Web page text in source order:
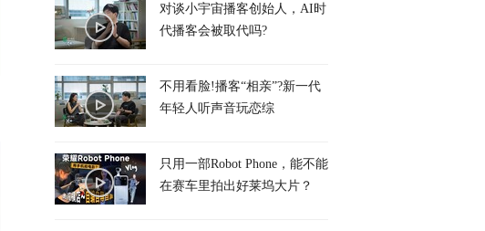
对谈小宇宙播客创始人，AI时
代播客会被取代吗?
不用看脸!播客“相亲”?新一代
年轻人听声音玩恋综
只用一部Robot Phone，能不能
在赛车里拍出好莱坞大片？